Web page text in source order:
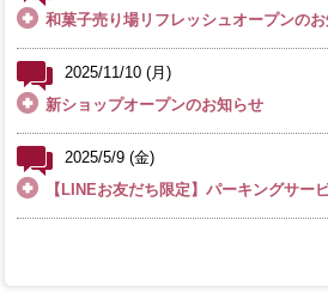
和菓子売り場リフレッシュオープンの
2025/11/10 (月)
新ショップオープンのお知らせ
2025/5/9 (金)
【LINEお友だち限定】パーキングサー